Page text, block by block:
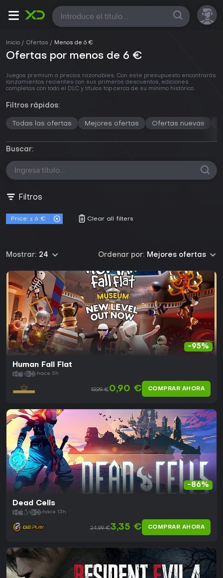
Todas
Inicio Ofertas Menos de 6 €
Ofertas por menos de 6 €
Juegos premium a precios razonables. Con este presupuesto encontrarás
lanzamientos recientes con sus primeros descuentos, ediciones
completas con todo el DLC y títulos top cerca de su mínimo histórico.
Filtros rápidos:
Todas las ofertas Mejores ofertas Ofertas nuevas
Buscar:
Filtros
Price: ≤ 6 € Clear all filters
Ordenar por: Mejores ofertas
Mostrar: 24
-95%
Human Fall Flat
hace 5h
19,99 €0,90 € COMPRAR AHORA
-86%
Dead Cells
hace 13h
24,99 €3,35 € COMPRAR AHORA